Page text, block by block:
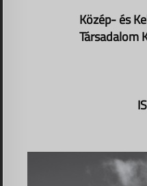
Közép- és
Társadalom